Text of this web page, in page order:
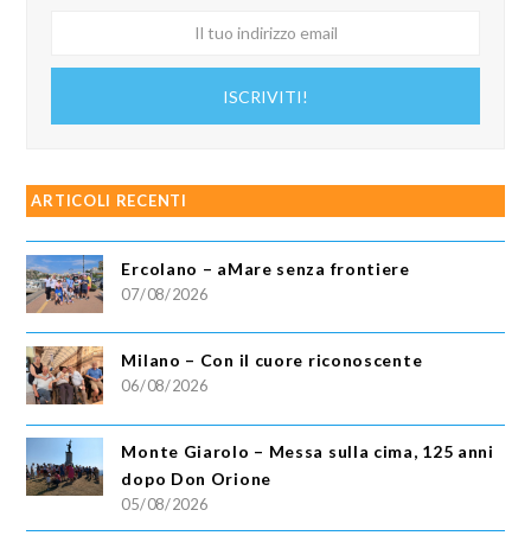
ISCRIVITI!
ARTICOLI RECENTI
Ercolano – aMare senza frontiere
07/08/2026
Milano – Con il cuore riconoscente
06/08/2026
Monte Giarolo – Messa sulla cima, 125 anni
dopo Don Orione
05/08/2026